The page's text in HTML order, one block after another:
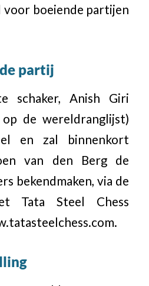
boeiende partijen
partij
schaker, Anish Giri
de wereldranglijst)
en zal binnenkort
van den Berg de
bekendmaken, via de
Tata Steel Chess